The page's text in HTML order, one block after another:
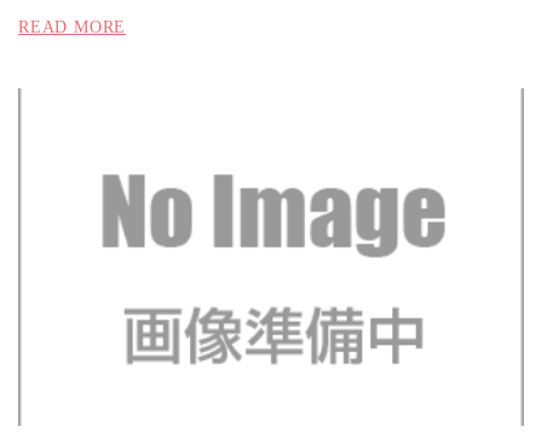
READ MORE